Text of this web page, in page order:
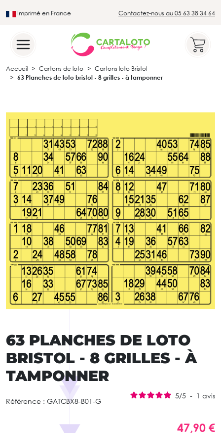
Imprimé en France Contactez-nous au 05 63 38 34 64
Accueil Cartons de loto
Cartons loto Bristol
63 Planches de loto bristol - 8 grilles - à tamponner
63 PLANCHES DE LOTO
BRISTOL - 8 GRILLES - À
TAMPONNER
Référence : GATCBX8-B01-G
5/5 - 1 avis
47,90 €